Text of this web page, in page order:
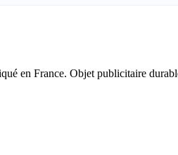
en France. Objet publicitaire